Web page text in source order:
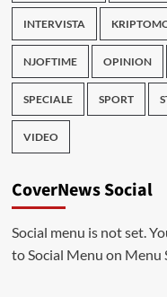
INTERVISTA
NJOFTIME OPINION
SPECIALE SPORT
VIDEO
CoverNews Social
Social menu is not set.
to Social Menu on Menu